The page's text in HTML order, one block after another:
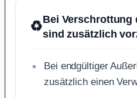
♻️Bei Verschrottung
sind zusätzlich
Bei endgültiger
zusätzlich einen